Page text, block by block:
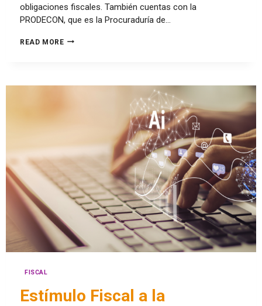
obligaciones fiscales. También cuentas con la
PRODECON, que es la Procuraduría de…
READ MORE
FISCAL
Estímulo Fiscal a la